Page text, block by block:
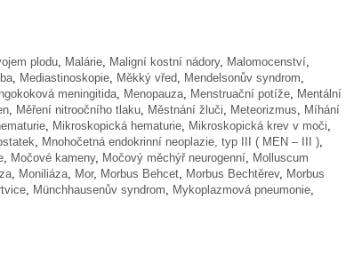
plodu, Malárie, Maligní kostní nádory, Malomocenství,
, Mediastinoskopie, Měkký vřed, Mendelsonův syndrom,
meningitida, Menopauza, Menstruační potíže, Mentální
, Měření nitroočního tlaku, Městnání žluči, Meteorizmus, Míhání
, Mikroskopická hematurie, Mikroskopická krev v moči,
, Mnohočetná endokrinní neoplazie, typ III ( MEN – III ),
, Močové kameny, Močový měchýř neurogenní, Molluscum
, Moniliáza, Mor, Morbus Behcet, Morbus Bechtěrev, Morbus
, Münchhausenův syndrom, Mykoplazmová pneumonie,